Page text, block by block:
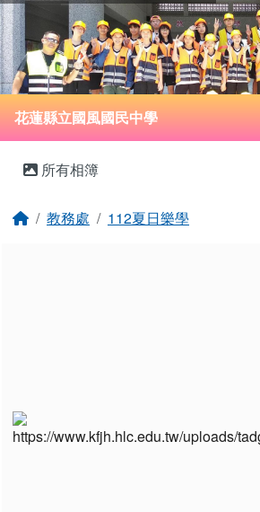
跳至主內容區
花蓮縣立國風國民中學
導覽列
花蓮縣立國風國民中學
所有相簿
回首頁
教務處 112夏日樂學